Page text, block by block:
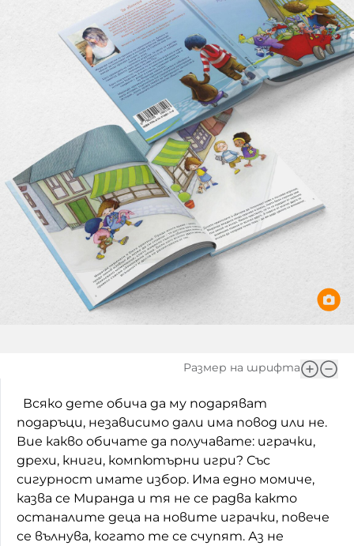
Фантазирай
Приказки
История на изкуството
Музикална кутийка
От соул до рокендрол
Междучасие
Яйцето на света
Къщата
Златната ябълка
Непознатите думи
Питаме Ви
До ре ми
Кои сме ние?
За вас, родители
БНР Новини
Архивен фонд на БНР
Размер на шрифта
Всяко дете обича да му подаряват
подаръци, независимо дали има повод или не.
Вие какво обичате да получавате: играчки,
дрехи, книги, компютърни игри? Със
сигурност имате избор. Има едно момиче,
казва се Миранда и тя не се радва както
останалите деца на новите играчки, повече
се вълнува, когато те се счупят. Аз не